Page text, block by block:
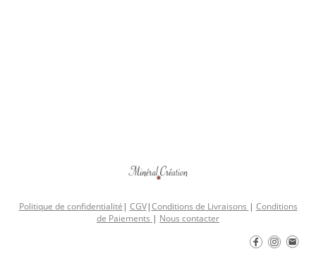
Politique de confidentialité | CGV|Conditions de Livraisons | Conditions
de Paiements | Nous contacter